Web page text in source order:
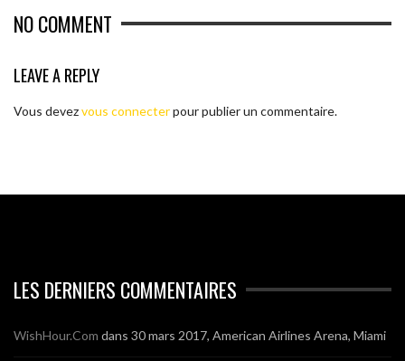
NO COMMENT
LEAVE A REPLY
Vous devezvous connecterpour publier un commentaire.
LES DERNIERS COMMENTAIRES
WishHour.Com dans 30 mars 2017, American Airlines Arena, Miami